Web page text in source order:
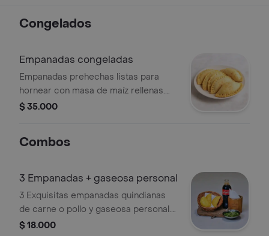
Congelados
Empanadas congeladas
Empanadas prehechas listas para
hornear con masa de maíz rellenas.
paquete de 10 unidades.
$ 35.000
Combos
3 Empanadas + gaseosa personal
3 Exquisitas empanadas quindianas
de carne o pollo y gaseosa personal.
¡pídelo!
$ 18.000